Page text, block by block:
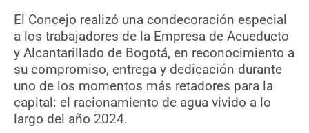
El Concejo realizó una condecoración especial
a los trabajadores de la Empresa de Acueducto
y Alcantarillado de Bogotá, en reconocimiento a
su compromiso, entrega y dedicación durante
uno de los momentos más retadores para la
capital: el racionamiento de agua vivido a lo
largo del año 2024.